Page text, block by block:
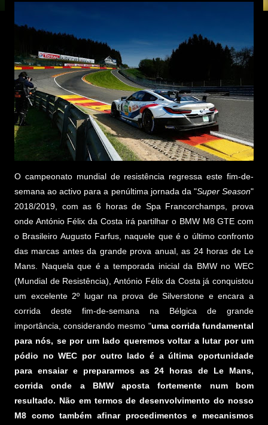
O campeonato mundial de resistência regressa este fim-de-
semana ao activo para a penúltima jornada da "Super Season"
2018/2019, com as 6 horas de Spa Francorchamps, prova
onde António Félix da Costa irá partilhar o BMW M8 GTE com
o Brasileiro Augusto Farfus, naquele que é o último confronto
das marcas antes da grande prova anual, as 24 horas de Le
Mans. Naquela que é a temporada inicial da BMW no WEC
(Mundial de Resistência), António Félix da Costa já conquistou
um excelente 2º lugar na prova de Silverstone e encara a
corrida deste fim-de-semana na Bélgica de grande
importância, considerando mesmo "uma corrida fundamental
para nós, se por um lado queremos voltar a lutar por um
pódio no WEC por outro lado é a última oportunidade
para ensaiar e prepararmos as 24 horas de Le Mans,
corrida onde a BMW aposta fortemente num bom
resultado. Não em termos de desenvolvimento do nosso
M8 como também afinar procedimentos e mecanismos